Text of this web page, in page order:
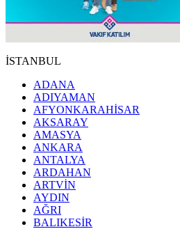
İSTANBUL
ADANA
ADIYAMAN
AFYONKARAHİSAR
AKSARAY
AMASYA
ANKARA
ANTALYA
ARDAHAN
ARTVİN
AYDIN
AĞRI
BALIKESİR